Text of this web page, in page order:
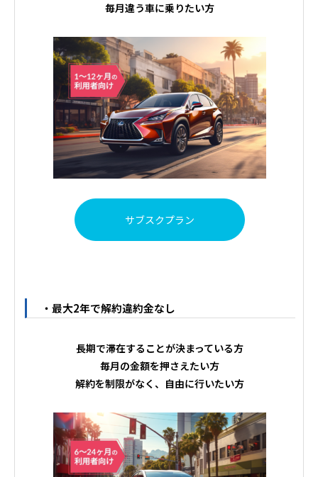
毎月違う車に乗りたい方
サブスクプラン
・最大2年で解約違約金なし
長期で滞在することが決まっている方
毎月の金額を押さえたい方
解約を制限がなく、自由に行いたい方